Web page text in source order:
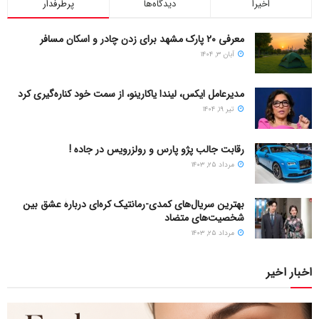
سامانه‌های تغذیه دینامیک خودرو از بستر جاده بسته به نوع
فناوری به‌کاررفته، در سه دسته کلی طبقه‌بندی می‌شوند:
انتقال القایی (Inductive Power Transfer –
IPT)
در این فناوری جاده‌های شارژ دهنده، مجموعه‌ای از کویل‌های اولیه
از این کویل‌ها، میدان مغناطیسی نوسانی تولید می‌گردد. کویل‌های
پرطرفدار دیدگاه‌ها اخیرا
معرفی ۲۰ پارک مشهد برای زدن چادر و اسکان مسافر
آبان ۳, ۱۴۰۴
مدیرعامل ایکس، لیندا یاکارینو، از سمت خود کناره‌گیری کرد
تیر ۱۹, ۱۴۰۴
رقابت جالب پژو پارس و رولزرویس در جاده !
مرداد ۲۵, ۱۴۰۳
بهترین سریال‌های کمدی-رمانتیک کره‌ای دربارۀ عشق بین
شخصیت‌های متضاد
مرداد ۲۵, ۱۴۰۳
اخبار اخیر